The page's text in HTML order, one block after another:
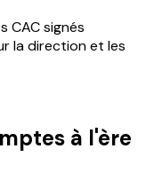
CAC signés
la direction et les
à l'ère